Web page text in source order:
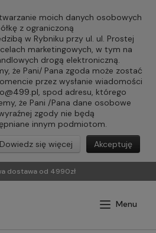
moich danych osobowych
z ograniczoną
w Rybniku przy ul. ul. Prostej
marketingowych, w tym na
drogą elektroniczną.
że Pani/ Pana zgoda może zostać
przez wysłanie wiadomości
, spod adresu, którego
że Pani /Pana dane osobowe
zgody nie będą
innym podmiotom.
Akceptuję
Dowiedz się więcej
dostawa od 4990zł